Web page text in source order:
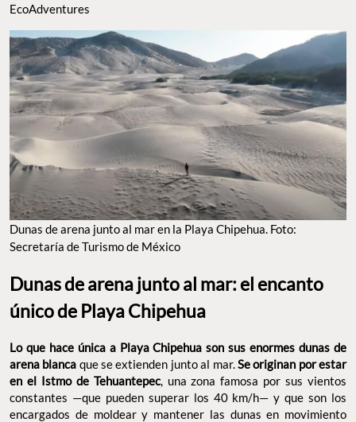
EcoAdventures
Dunas de arena junto al mar en la Playa Chipehua. Foto:
Secretaría de Turismo de México
Dunas de arena junto al mar: el encanto
único de Playa Chipehua
Lo que hace única a Playa Chipehua son sus enormes dunas de
arena blanca que se extienden junto al mar.Se originan por estar
en el Istmo de Tehuantepec, una zona famosa por sus vientos
constantes —que pueden superar los 40 km/h— y que son los
encargados de moldear y mantener las dunas en movimiento